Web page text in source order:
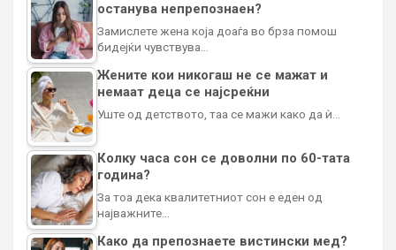
останува непрепознаен?
Замислете жена која доаѓа во брза помош
бидејќи чувствува…
Жените кои никогаш не се мажат и
немаат деца се најсреќни
Уште од детството, таа се мажи како да ѝ…
Колку часа сон се доволни по 60-тата
година?
За тоа дека квалитетниот сон е еден од
најважните…
Како да препознаете вистински мед?